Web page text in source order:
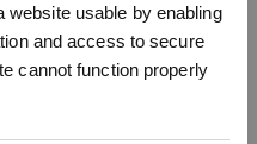
usable by enabling
and access to secure
cannot function properly
t-il été utile ?
NON